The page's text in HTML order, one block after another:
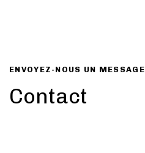
ENVOYEZ-NOUS UN MESSAGE
Contact